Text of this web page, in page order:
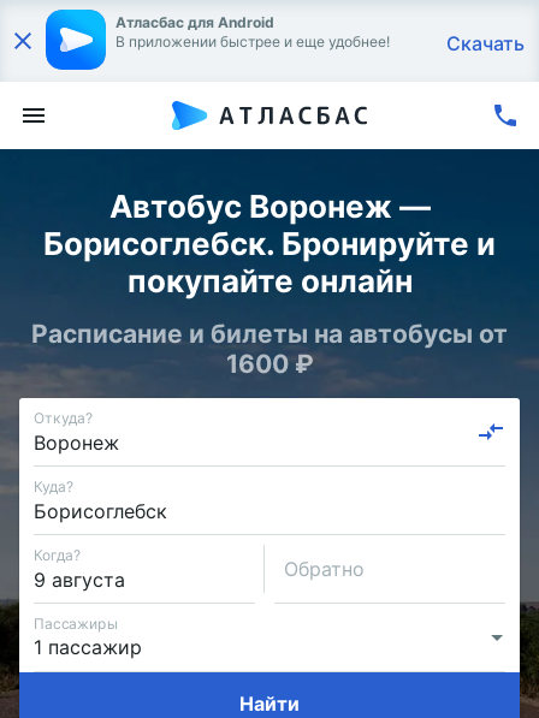
Атласбас для Android
В приложении быстрее и еще удобнее!
Скачать
Автобус Воронеж —
Борисоглебск. Бронируйте и
покупайте онлайн
Расписание и билеты на автобусы от
1600 ₽
Откуда?
Куда?
Когда?
Обратно
Пассажиры
Найти